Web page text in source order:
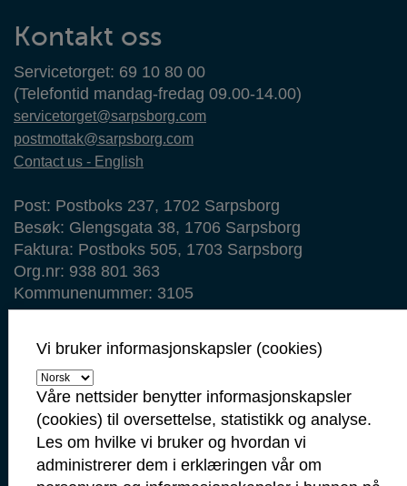
Kontaktinformasjon
Kontakt oss
Servicetorget: 69 10 80 00
(Telefontid mandag-fredag 09.00-14.00)
servicetorget@sarpsborg.com
postmottak@sarpsborg.com
Contact us - English
Post: Postboks 237, 1702 Sarpsborg
Besøk: Glengsgata 38, 1706 Sarpsborg
Faktura: Postboks 505, 1703 Sarpsborg
Org.nr: 938 801 363
Kommunenummer: 3105
Vakt- og nødtelefoner
Politi: 112
Brann: 110
Vi bruker informasjonskapsler (cookies)
Våre nettsider benytter informasjonskapsler
(cookies) til oversettelse, statistikk og analyse.
Les om hvilke vi bruker og hvordan vi
administrerer dem i erklæringen vår om